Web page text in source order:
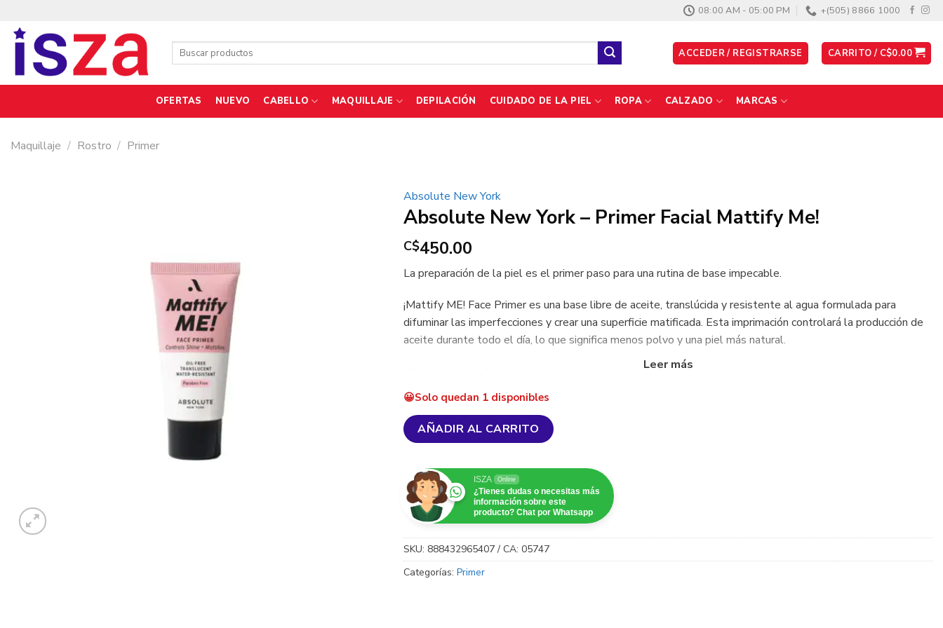
contenido
08:00 AM - 05:00 PM +(505) 8866 1000
Buscar
ACCEDER / REGISTRARSE CARRITO / C$0.00
OFERTAS NUEVO CABELLO MAQUILLAJE DEPILACIÓN CUIDADO DE LA PIEL ROPA CALZADO MARCAS
Maquillaje / Rostro / Primer
Absolute New York
Absolute New York – Primer Facial Mattify Me!
C$450.00
La preparación de la piel es el primer paso para una rutina de base impecable.
¡Mattify ME! Face Primer es una base libre de aceite, translúcida y resistente al agua formulada para
difuminar las imperfecciones y crear una superficie matificada. Esta imprimación controlará la producción de
aceite durante todo el día, lo que significa menos polvo y una piel más natural.
Libre de parabenos, sulfatos, ftalatos, gluten y fragancia
Solo quedan 1 disponibles
AÑADIR AL CARRITO
ISZA Online
¿Tienes dudas o necesitas más
información sobre este
producto? Chat por Whatsapp
SKU: 888432965407 / CA: 05747
Categorías: Primer